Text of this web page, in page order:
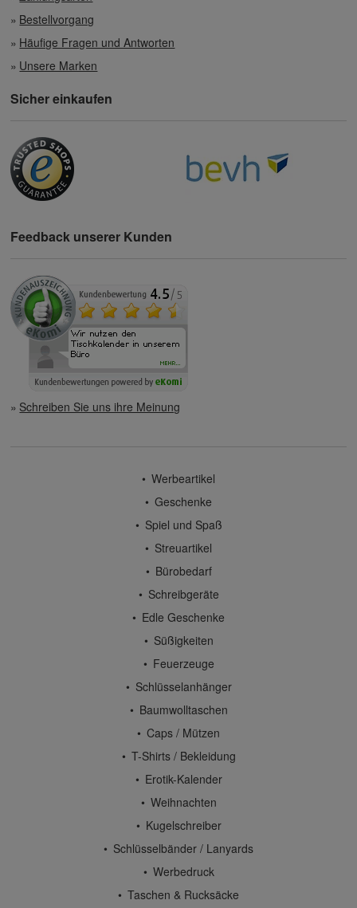
Bestellvorgang
Häufige Fragen und Antworten
Unsere Marken
Sicher einkaufen
Feedback unserer Kunden
Schreiben Sie uns ihre Meinung
Werbeartikel
Geschenke
Spiel und Spaß
Streuartikel
Bürobedarf
Schreibgeräte
Edle Geschenke
Süßigkeiten
Feuerzeuge
Schlüsselanhänger
Baumwolltaschen
Caps / Mützen
T-Shirts / Bekleidung
Erotik-Kalender
Weihnachten
Kugelschreiber
Schlüsselbänder / Lanyards
Werbedruck
Taschen & Rucksäcke